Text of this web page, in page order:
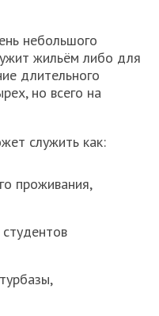
небольшого
жильём либо для
длительного
но всего на
служить как:
проживания,